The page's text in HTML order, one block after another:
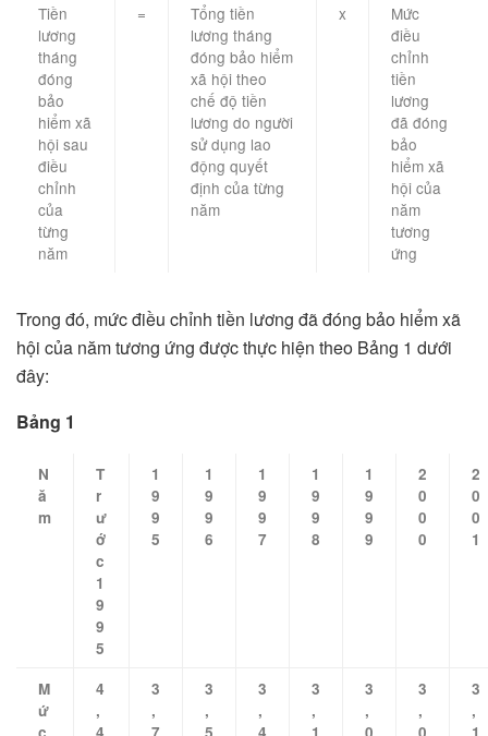
Tiền
lương
tháng
đóng
bảo
hiểm xã
hội sau
điều
chỉnh
của
từng
năm
=
Tổng tiền
lương tháng
đóng bảo hiểm
xã hội theo
chế độ tiền
lương do người
sử dụng lao
động quyết
định của từng
năm
x
Mức
điều
chỉnh
tiền
lương
đã đóng
bảo
hiểm xã
hội của
năm
tương
ứng
Trong đó, mức điều chỉnh tiền lương đã đóng bảo hiểm xã
hội của năm tương ứng được thực hiện theo Bảng 1 dưới
đây:
Bảng 1
N
ă
m
T
r
ư
ớ
c
1
9
9
5
1
9
9
5
1
9
9
6
1
9
9
7
1
9
9
8
1
9
9
9
2
0
0
0
2
0
0
1
M
ứ
4
,
3
,
3
,
3
,
3
,
3
,
3
,
3
,